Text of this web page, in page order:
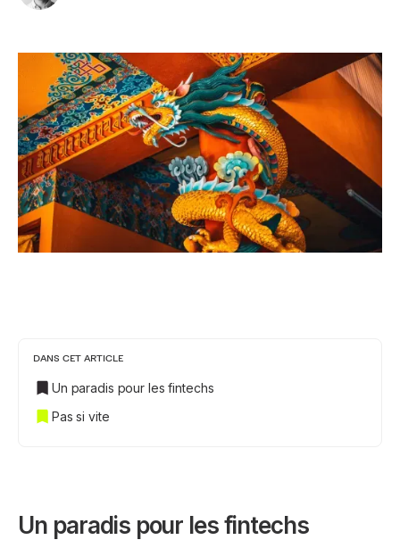
DANS CET ARTICLE
Un paradis pour les fintechs
Pas si vite
Un paradis pour les fintechs